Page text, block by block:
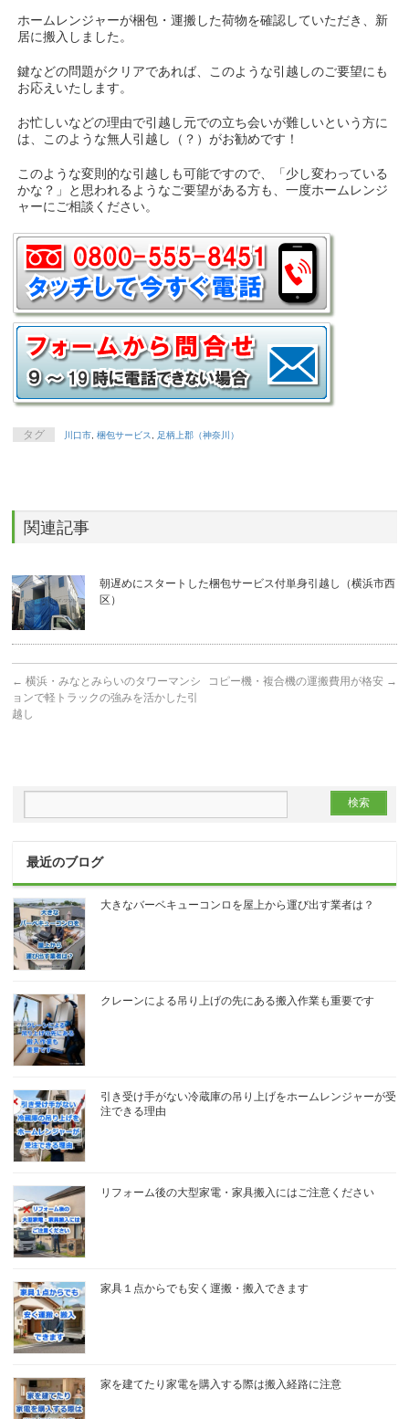
ホームレンジャーが梱包・運搬した荷物を確認していただき、新
居に搬入しました。
鍵などの問題がクリアであれば、このような引越しのご要望にも
お応えいたします。
お忙しいなどの理由で引越し元での立ち会いが難しいという方に
は、このような無人引越し（？）がお勧めです！
このような変則的な引越しも可能ですので、「少し変わっている
かな？」と思われるようなご要望がある方も、一度ホームレンジ
ャーにご相談ください。
タグ 川口市,梱包サービス, 足柄上郡（神奈川）
関連記事
朝遅めにスタートした梱包サービス付単身引越し（横浜市西
区）
← 横浜・みなとみらいのタワーマンシ
ョンで軽トラックの強みを活かした引
越し
コピー機・複合機の運搬費用が格安 →
最近のブログ
大きなバーベキューコンロを屋上から運び出す業者は？
クレーンによる吊り上げの先にある搬入作業も重要です
引き受け手がない冷蔵庫の吊り上げをホームレンジャーが受
注できる理由
リフォーム後の大型家電・家具搬入にはご注意ください
家具１点からでも安く運搬・搬入できます
家を建てたり家電を購入する際は搬入経路に注意